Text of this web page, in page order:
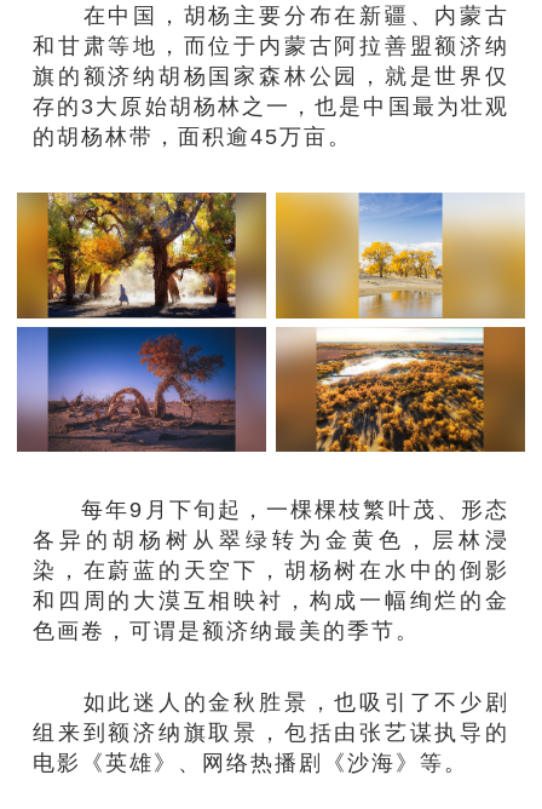
在中国，胡杨主要分布在新疆、内蒙古
和甘肃等地，而位于内蒙古阿拉善盟额济纳
旗的额济纳胡杨国家森林公园，就是世界仅
存的3大原始胡杨林之一，也是中国最为壮观
的胡杨林带，面积逾45万亩。
每年9月下旬起，一棵棵枝繁叶茂、形态
各异的胡杨树从翠绿转为金黄色，层林浸
染，在蔚蓝的天空下，胡杨树在水中的倒影
和四周的大漠互相映衬，构成一幅绚烂的金
色画卷，可谓是额济纳最美的季节。
如此迷人的金秋胜景，也吸引了不少剧
组来到额济纳旗取景，包括由张艺谋执导的
电影《英雄》、网络热播剧《沙海》等。